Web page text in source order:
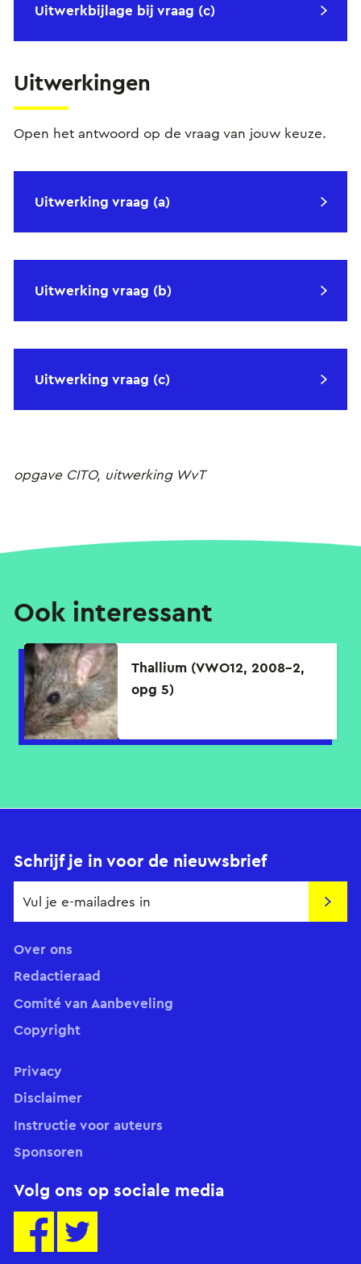
Uitwerkbijlage bij vraag (c)
Uitwerkingen
Open het antwoord op de vraag van jouw keuze.
Uitwerking vraag (a)
Uitwerking vraag (b)
Uitwerking vraag (c)
opgave CITO, uitwerking WvT
Ook interessant
Thallium (VWO12, 2008-2,
opg 5)
Schrijf je in voor de nieuwsbrief
Over ons
Redactieraad
Comité van Aanbeveling
Copyright
Volg ons op sociale media
Privacy
Disclaimer
Instructie voor auteurs
Sponsoren